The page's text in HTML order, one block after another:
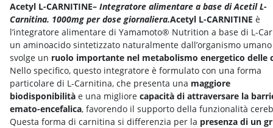
Acetyl L-CARNITINE– Integratore alimentare a base di Acetil L-
Carnitina. 1000mg per dose giornaliera.Acetyl L-CARNITINE è
l’integratore alimentare di Yamamoto® Nutrition a base di L-
un aminoacido sintetizzato naturalmente dall’organismo
svolge un ruolo importante nel metabolismo energetico delle
Nello specifico, questo integratore è formulato con una forma
particolare di L-Carnitina, che presenta una maggiore
biodisponibilità e una migliore capacità di attraversare la
emato-encefalica, favorendo il supporto della funzionalità
Questa forma di carnitina si differenzia per la presenza di un